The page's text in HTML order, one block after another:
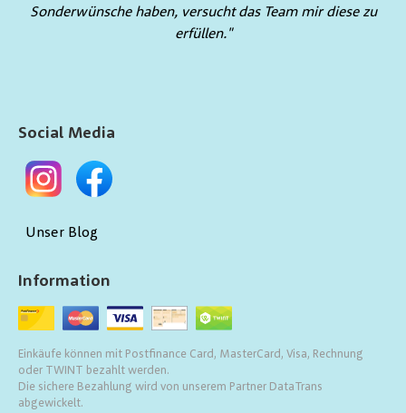
Sonderwünsche haben, versucht das Team mir diese zu
erfüllen."
Information
Einkäufe können mit Postfinance Card, MasterCard, Visa, Rechnung
oder TWINT bezahlt werden.
Die sichere Bezahlung wird von unserem Partner DataTrans
abgewickelt.
Social Media
Unser Blog